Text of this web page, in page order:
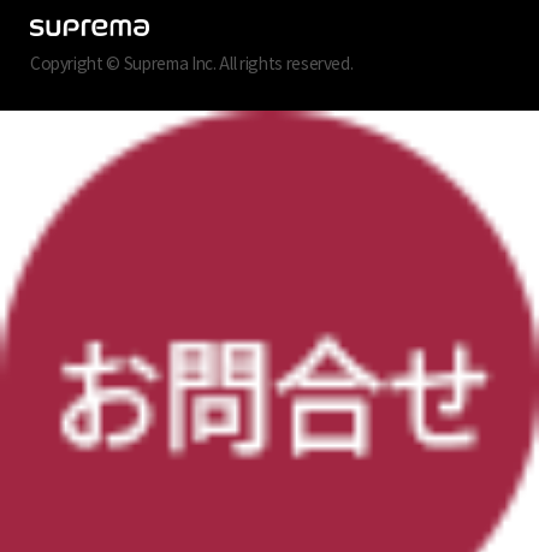
Copyright © Suprema Inc. All rights reserved.